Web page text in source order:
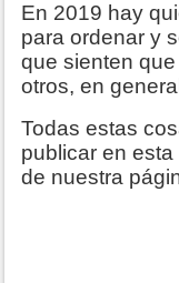
En 2019 hay
para ordenar y
que sienten
otros, en
Todas estas
publicar en
de nuestra